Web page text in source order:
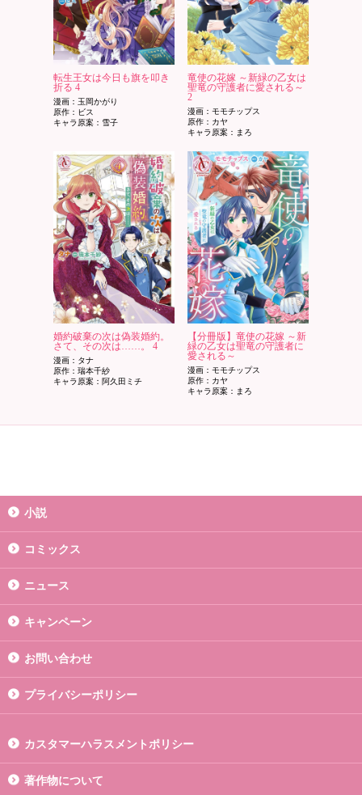
転生王女は今日も旗を叩き
折る 4
漫画：玉岡かがり
原作：ビス
キャラ原案：雪子
竜使の花嫁 ～新緑の乙女は
聖竜の守護者に愛される～
2
漫画：モモチップス
原作：カヤ
キャラ原案：まろ
婚約破棄の次は偽装婚約。
さて、その次は……。 4
漫画：タナ
原作：瑞本千紗
キャラ原案：阿久田ミチ
【分冊版】竜使の花嫁 ～新
緑の乙女は聖竜の守護者に
愛される～
漫画：モモチップス
原作：カヤ
キャラ原案：まろ
小説
コミックス
ニュース
キャンペーン
お問い合わせ
プライバシーポリシー
カスタマーハラスメントポリシー
著作物について